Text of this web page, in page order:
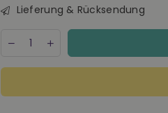
Lieferung & Rücksendung
Decrease
for
Increase
quantity
for